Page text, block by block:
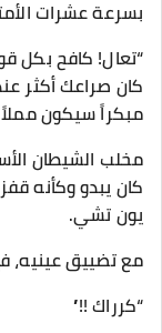
بسرعة عشرات
“تعال! كافح بكل
كان صراعك أكثر
مبكراً سيكون مملاً
مخلب الشيطان
كان يبدو وكأنه
يون تشي.
مع تضييق
“كرراك !!”